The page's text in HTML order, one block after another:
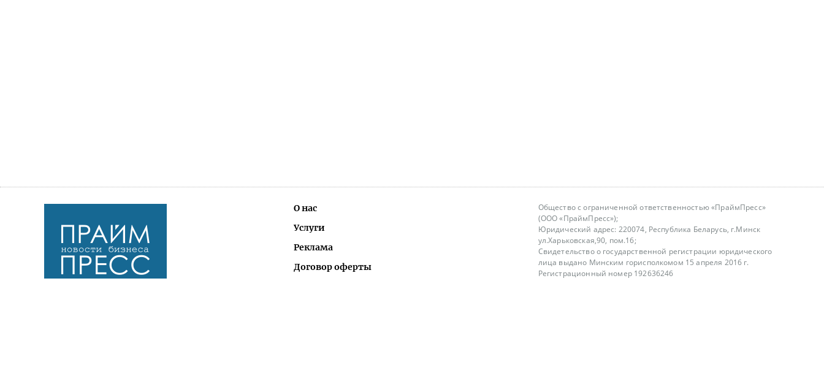
О нас
Услуги
Реклама
Договор оферты
Общество с ограниченной ответственностью «ПраймПресс»
(ООО «ПраймПресс»);
Юридический адрес: 220074, Республика Беларусь, г.Минск
ул.Харьковская,90, пом.16;
Свидетельство о государственной регистрации юридического
лица выдано Минским горисполкомом 15 апреля 2016 г.
Регистрационный номер 192636246